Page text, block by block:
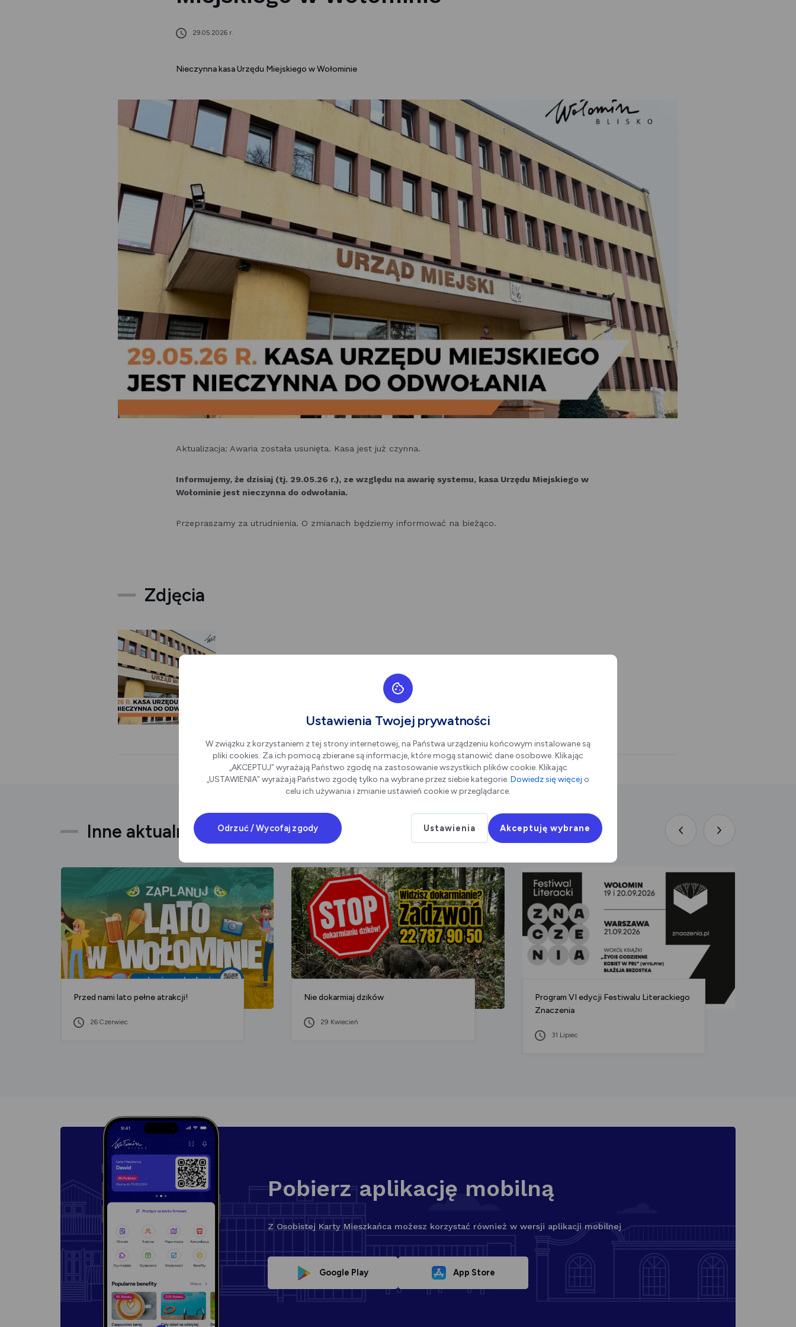
29.05.2026 r.
Nieczynna kasa Urzędu Miejskiego w Wołominie
Aktualizacja: Awaria została usunięta. Kasa jest już czynna.
Informujemy, że dzisiaj (tj. 29.05.26 r.), ze względu na awarię systemu, kasa Urzędu Miejskiego w
Wołominie jest nieczynna do odwołania.
Przepraszamy za utrudnienia. O zmianach będziemy informować na bieżąco.
Zdjęcia
Inne aktualności
Poprzednia
Następna
Przed nami lato pełne atrakcji!
26 Czerwiec
Nie dokarmiaj dzików
29 Kwiecień
Program VI edycji Festiwalu Literackiego
Znaczenia
31 Lipiec
Pobierz aplikację mobilną
Z Osobistej Karty Mieszkańca możesz korzystać również w wersji aplikacji mobilnej
Google PlayLink App StoreLink
Ustawienia Twojej prywatności
W związku z korzystaniem z tej strony internetowej, na Państwa urządzeniu końcowym instalowane są
pliki cookies. Za ich pomocą zbierane są informacje, które mogą stanowić dane osobowe. Klikając
„AKCEPTUJ” wyrażają Państwo zgodę na zastosowanie wszystkich plików cookie. Klikając
„USTAWIENIA” wyrażają Państwo zgodę tylko na wybrane przez siebie kategorie. Dowiedz się więcej o
celu ich używania i zmianie ustawień cookie w przeglądarce.
Odrzuć / Wycofaj zgody Ustawienia Akceptuję wybrane